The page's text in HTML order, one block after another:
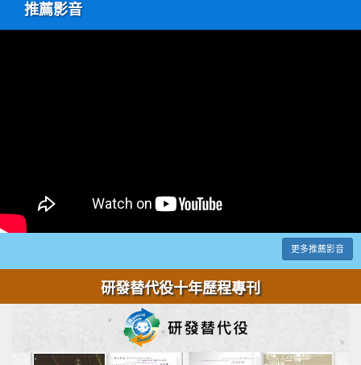
推薦影音
更多推薦影音
研發替代役十年歷程專刊